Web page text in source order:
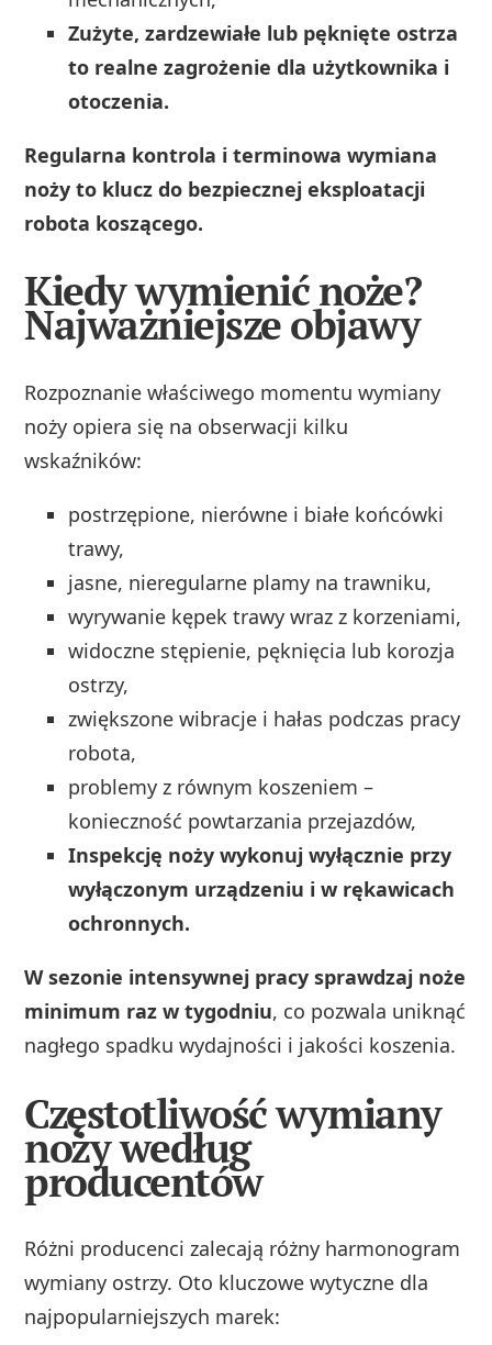
Zużyte, zardzewiałe lub pęknięte ostrza
to realne zagrożenie dla użytkownika i
otoczenia.
Regularna kontrola i terminowa wymiana
noży to klucz do bezpiecznej eksploatacji
robota koszącego.
Kiedy wymienić noże?
Najważniejsze objawy
Rozpoznanie właściwego momentu wymiany
noży opiera się na obserwacji kilku
wskaźników:
postrzępione, nierówne i białe końcówki
trawy,
jasne, nieregularne plamy na trawniku,
wyrywanie kępek trawy wraz z korzeniami,
widoczne stępienie, pęknięcia lub korozja
ostrzy,
zwiększone wibracje i hałas podczas pracy
robota,
problemy z równym koszeniem –
konieczność powtarzania przejazdów,
Inspekcję noży wykonuj wyłącznie przy
wyłączonym urządzeniu i w rękawicach
ochronnych.
W sezonie intensywnej pracy sprawdzaj noże
minimum raz w tygodniu, co pozwala uniknąć
nagłego spadku wydajności i jakości koszenia.
Częstotliwość wymiany
noży według
producentów
Różni producenci zalecają różny harmonogram
wymiany ostrzy. Oto kluczowe wytyczne dla
najpopularniejszych marek: